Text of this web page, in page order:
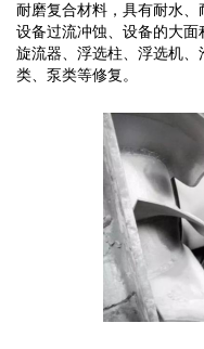
耐磨复合材料，具有耐水
设备过流冲蚀、设备的大面
旋流器、浮选柱、浮选机
类、泵类等修复。